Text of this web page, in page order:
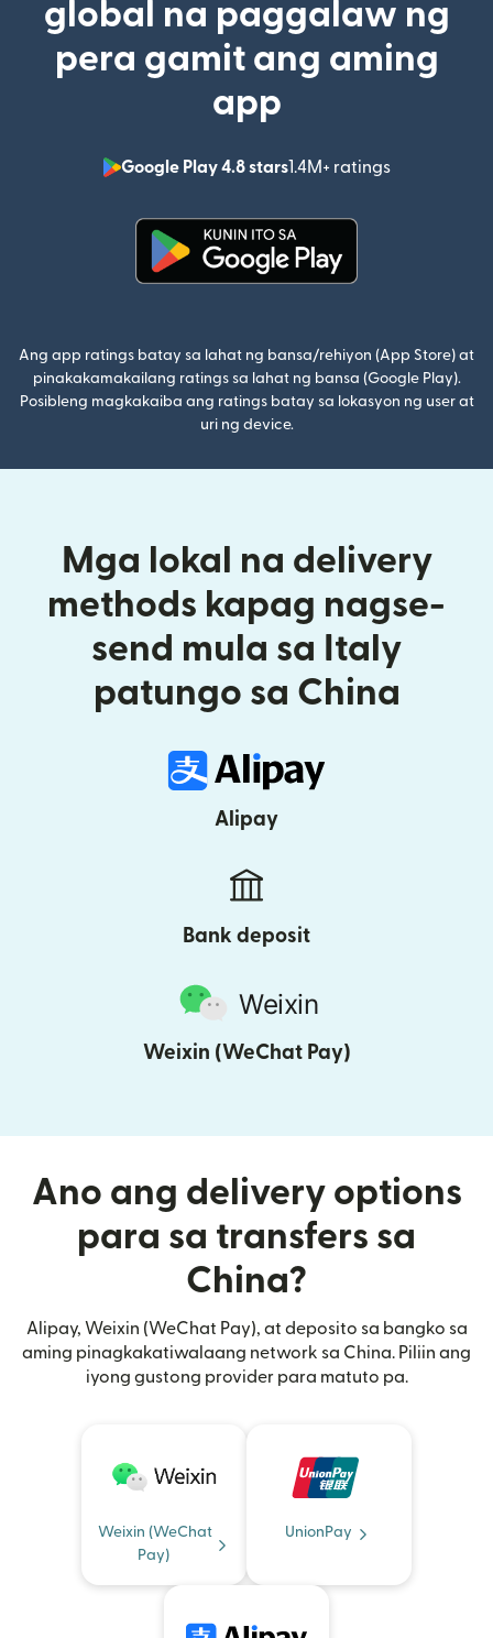
global na paggalaw ng
pera gamit ang aming
app
Google Play 4.8 stars1.4M+ ratings
(bubukas
Ang app ratings batay sa lahat ng bansa/rehiyon (App Store) at
pinakakamakailang ratings sa lahat ng bansa (Google Play).
Posibleng magkakaiba ang ratings batay sa lokasyon ng user at
uri ng device.
Mga lokal na delivery
methods kapag nagse-
send mula sa Italy
patungo sa China
Alipay
Bank deposit
Weixin (WeChat Pay)
Ano ang delivery options
para sa transfers sa
China?
Alipay, Weixin (WeChat Pay), at deposito sa bangko sa
aming pinagkakatiwalaang network sa China. Piliin ang
iyong gustong provider para matuto pa.
Weixin (WeChat
Pay)
UnionPay